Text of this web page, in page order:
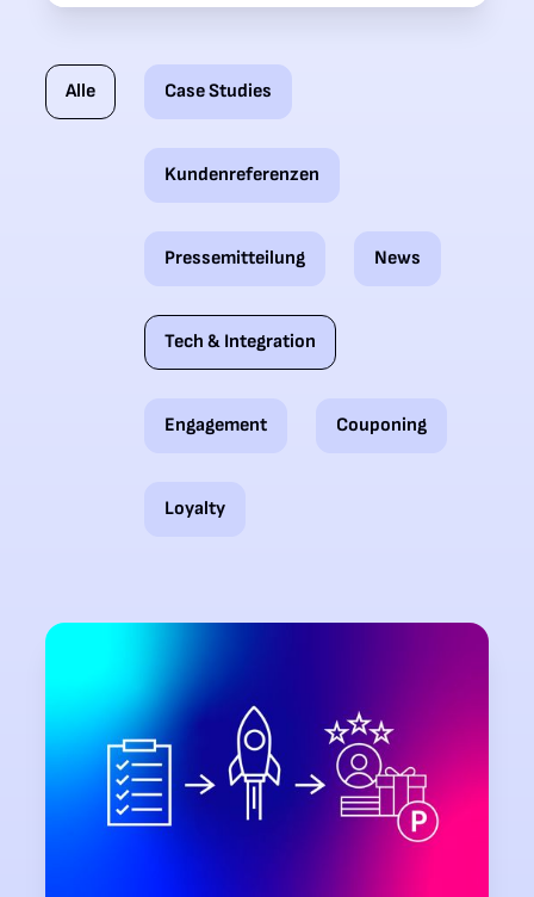
Alle Case Studies
Kundenreferenzen
Pressemitteilung News
Tech & Integration​
Engagement Couponing
Loyalty